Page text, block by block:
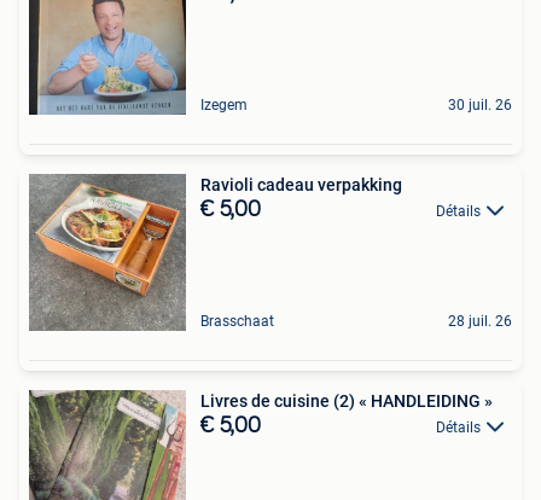
Izegem 30 juil. 26
Ravioli cadeau verpakking
€ 5,00 Détails
Brasschaat 28 juil. 26
Livres de cuisine (2) « HANDLEIDING »
€ 5,00 Détails